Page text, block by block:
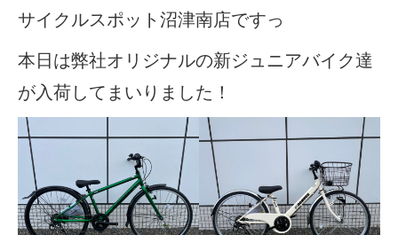
コンテンツ
店舗ブログ
イベント
サイクルスポット沼津南店ですっ
本日は弊社オリジナルの新ジュニアバイク達
が入荷してまいりました！